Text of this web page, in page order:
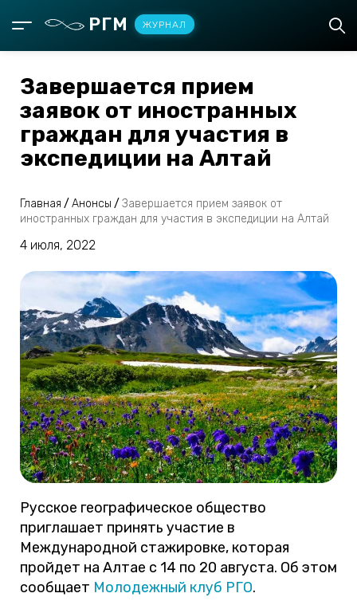
РГМ ЖУРНАЛ
Завершается прием
заявок от иностранных
граждан для участия в
экспедиции на Алтай
Главная / Анонсы / Завершается прием заявок от
иностранных граждан для участия в экспедиции на Алтай
4 июля, 2022
Русское географическое общество
приглашает принять участие в
Международной стажировке, которая
пройдет на Алтае с 14 по 20 августа. Об этом
сообщает Молодежный клуб РГО.